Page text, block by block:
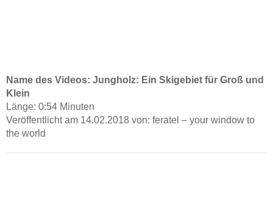
Name des Videos: Jungholz: Ein Skigebiet für Groß und
Klein
Länge: 0:54 Minuten
Veröffentlicht am 14.02.2018 von: feratel – your window to
the world